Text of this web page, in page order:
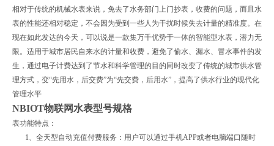
相对于传统的机械水表来说，免去了水务部门上门抄表，收费的问题，而且水
表的性能还相对稳定，不会因为受到一些人为干扰时候失去计量的精准度。在
现在如此发达的今天，可以说是一款集万千优势于一体的智能型水表，潜力无
限。适用于城市居民自来水的计量和收费，避免了偷水、漏水、冒水事件的发
生，通过电子计费达到了节水和科学管理的目的同时改变了传统的城市供水管
理方式，变“先用水，后交费”为“先交费，后用水”，提高了供水行业的现代化
管理水平
NBIOT物联网水表型号规格
表功能特点：
1、全天型自动充值付费服务：用户可以通过手机APP或者电脑端口随时